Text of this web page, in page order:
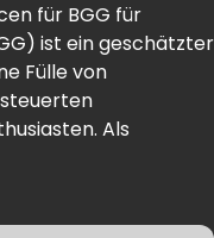
für BGG für
ist ein geschätzter
Fülle von
Als